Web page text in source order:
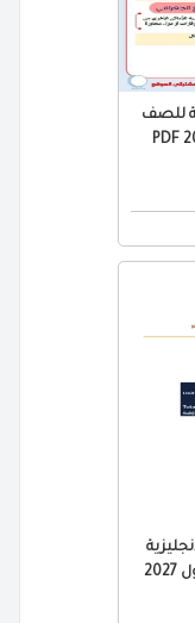
للصف
للصف الاول الاعدادي الترم الاول 2027